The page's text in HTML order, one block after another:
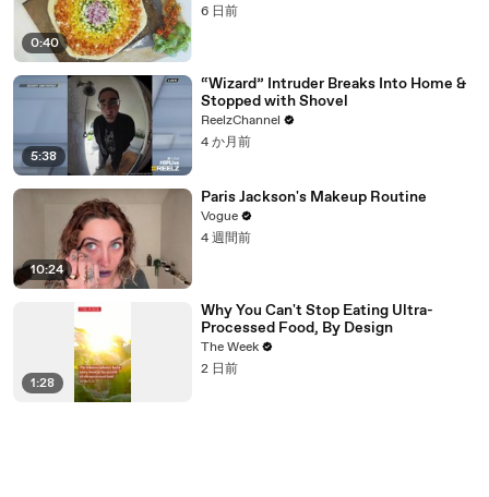
0:40
6 日前
5:38
“Wizard” Intruder Breaks Into Home &
Stopped with Shovel
ReelzChannel
4 か月前
10:24
Paris Jackson's Makeup Routine
Vogue
4 週間前
1:28
Why You Can't Stop Eating Ultra-
Processed Food, By Design
The Week
2 日前